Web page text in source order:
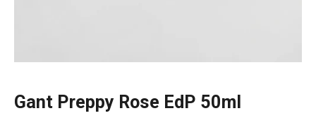
Gant Preppy Rose EdP 50ml